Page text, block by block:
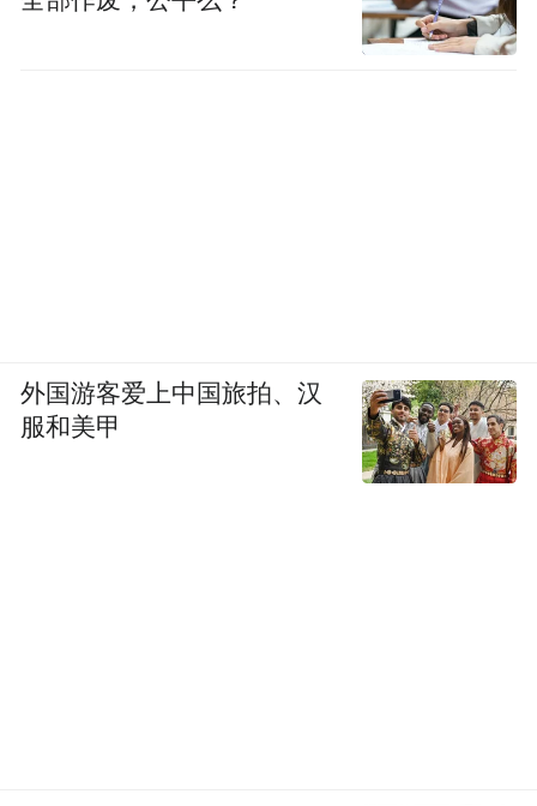
外国游客爱上中国旅拍、汉
服和美甲